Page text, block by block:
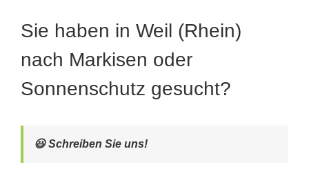
Sie haben in Weil (Rhein)
nach Markisen oder
Sonnenschutz gesucht?
😃 Schreiben Sie uns!